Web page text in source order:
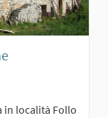
in località Follo